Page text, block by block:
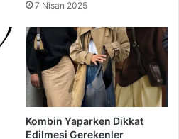
7 Nisan 2025
Kombin Yaparken Dikkat
Edilmesi Gerekenler